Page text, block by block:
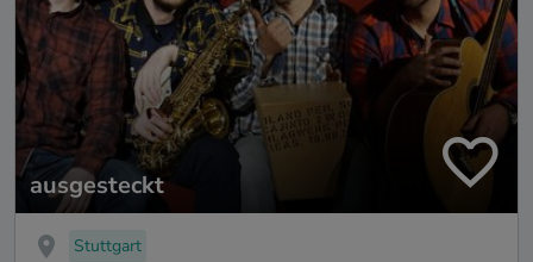
ausgesteckt
Stuttgart